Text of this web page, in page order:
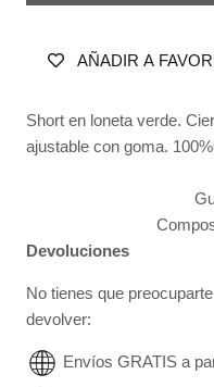
AÑADIR A
Short en loneta verde.
ajustable con goma.
Devoluciones
No tienes que
devolver:
Envíos GRATIS a